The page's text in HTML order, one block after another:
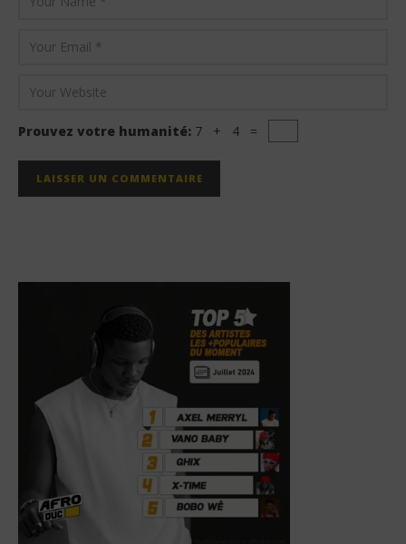
Prouvez votre humanité: 7 + 4 =